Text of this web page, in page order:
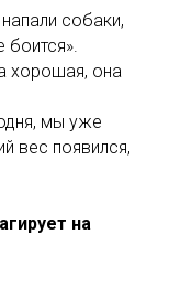
собаки,
боится».
хорошая, она
мы уже
вес появился,
на